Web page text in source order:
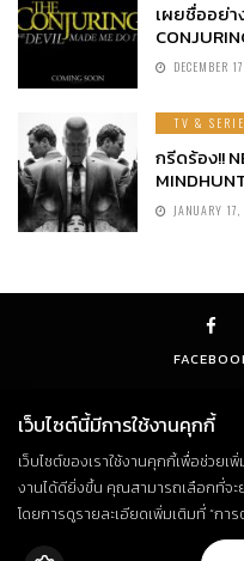
เผยชื่ออย่า
DECEMBER
TV &
กรีดร้อง!!
JANUARY
© Copyright
เว็บไซต์นี้มีการใช้งานคุกกี้
เว็บไซต์ของเราใช้งานคุกกี้เพื่อช่วย
งานได้ดียิ่งขึ้น คุณสามารถเลือกที่จ
โดยการดูรายละเอียดเพิ่มเติมที่ “กา